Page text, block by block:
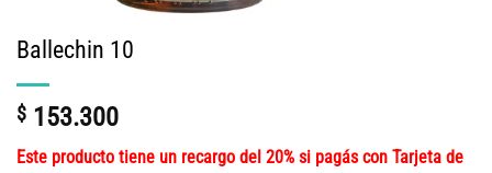
Ballechin 10
$ 153.300
Este producto tiene un recargo del 20% si pagás con Tarjeta de